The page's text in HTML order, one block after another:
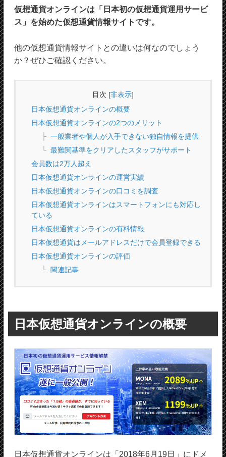
仮想通貨オンラインは「日本初の仮想通貨運用サービ
ス」を始めた仮想通貨情報サイトです。
他の仮想通貨情報サイトとの違いは何なのでしょう
か？ぜひご確認ください。
目次 [非表示]
日本仮想通貨オンラインの概要
日本仮想通貨オンラインの2つのメリット
一般業者や個人が入手できない独自情報を提供
最難関基準をクリアしたスタッフがサポート
会員数は2万人超え
日本仮想通貨オンラインの運営実績
日本仮想通貨オンラインの口コミを調査
日本仮想通貨オンラインはスマートフォンにも対応し
ている
日本仮想通貨オンラインの有料情報
日本仮想通貨はメールアドレスだけで会員登録できる
日本仮想通貨オンラインの評価
関連記事
日本仮想通貨オンラインの概要
日本仮想通貨オンラインは「2018年6月19日」にドメ